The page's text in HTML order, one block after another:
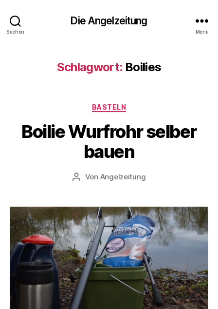
Suchen
Die Angelzeitung
Menü
Schlagwort: Boilies
Kategorien
BASTELN
Boilie Wurfrohr selber
bauen
Beitragsautor
Von Angelzeitung